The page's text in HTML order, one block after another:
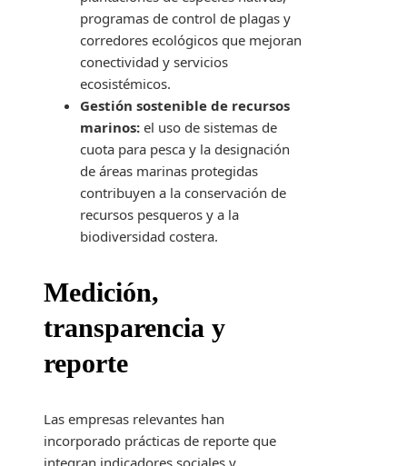
programas de control de plagas y
corredores ecológicos que mejoran
conectividad y servicios
ecosistémicos.
Gestión sostenible de recursos
marinos: el uso de sistemas de
cuota para pesca y la designación
de áreas marinas protegidas
contribuyen a la conservación de
recursos pesqueros y a la
biodiversidad costera.
Medición,
transparencia y
reporte
Las empresas relevantes han
incorporado prácticas de reporte que